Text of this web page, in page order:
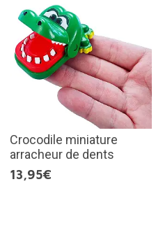
Crocodile miniature
arracheur de dents
13,95€